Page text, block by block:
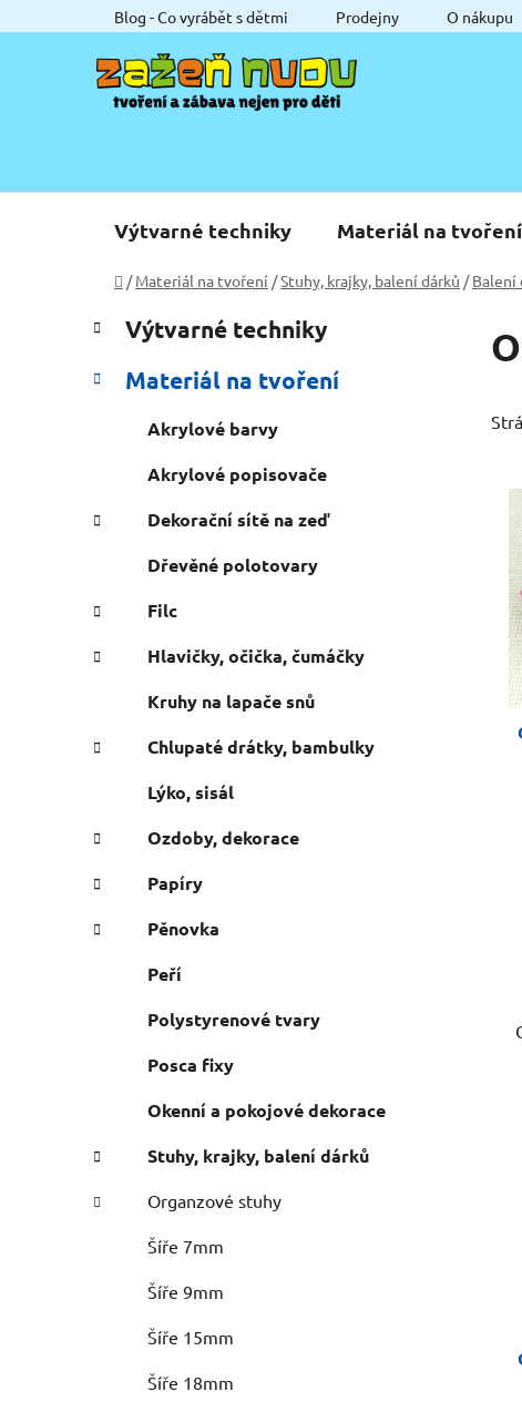
na
Blog - Co vyrábět s dětmi Prodejny O nákupu
Výtvarné techniky Materiál na tvoření
Domů
/ Materiál na tvoření /Stuhy, krajky, balení dárků / Balení
P
o
s
n
a
e
Přeskočit
kategorie
a
e
e
Výtvarné techniky
Materiál na tvoření
Akrylové barvy
Akrylové popisovače
Dekorační sítě na zeď
Dřevěné polotovary
Filc
Hlavičky, očička, čumáčky
Kruhy na lapače snů
Chlupaté drátky, bambulky
Lýko, sisál
Ozdoby, dekorace
Papíry
Pěnovka
Peří
Polystyrenové tvary
Posca fixy
Okenní a pokojové dekorace
Stuhy, krajky, balení dárků
Organzové stuhy
Šíře 7mm
Šíře 9mm
Šíře 15mm
Šíře 18mm